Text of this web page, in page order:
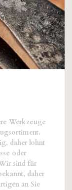
Werkzeuge
daher lohnt
oder
sind für
daher
an Sie